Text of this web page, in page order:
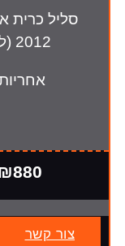
סליל כרית
2012 (ללא התקנה)
₪880 +
צור קשר